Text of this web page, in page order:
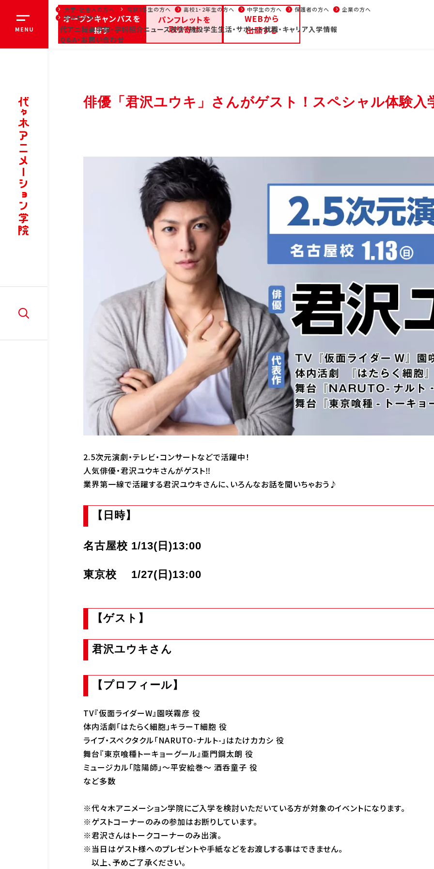
大学・社会人の方へ 高校3年生の方へ 高校1・2年生の方へ 中学生の方へ 保護者の方へ
企業の方へ
留学生の方へ
代アニ概要学部・学科紹介ニュース校舎・施設学生生活・サポート就職・キャリア入学情報
Q&A・お問い合わせ
オープンキャンパスを
探す
パンフレットを
取り寄せ
WEBから
出願する
オープンキャンパス/イベント
大学・社会人の方へ 高校3年生の方へ 高校1・2年生の方へ 中学生の方へ 保護者の方へ
学院長メッセージ
代々木アニメーション学院
声優・エンターテイナー学
部
アニメーション学部
クリエイター学部
芸能スタッフ学部
リモート学部
アニメ・クリエイター総合
学部
Wスクール・社会人夜間学
大阪校
名古屋校
福岡校
札幌校
広島校
金沢校
YOANI Live Station
住居
在学
年間
入学情報
入学情報
入学案内
AO入学制度
WEB出願
LINE相談会
在学生の活躍
学生作品
在学デビュー
ドラフトオーディション
イベント
イベント
コラボ
オープンキャンパス
全国オープンキャンパスツ
アー
YOANIオンラインオープン
キャンパス
業界ナビ
業界
新着
Q&A・
Q&A
お問
企業情報 資料請求 お問い合わせ 採用情報 個人情報保護方針 Cookie
俳優「君沢ユウキ」さんがゲスト！スペシャル体験入
2.5次元演劇・テレビ・コンサートなどで活躍中！
人気俳優・君沢ユウキさんがゲスト‼
業界第一線で活躍する君沢ユウキさんに、いろんなお話を聞いちゃおう♪
【日時】
名古屋校 1/13(日)13:00
東京校 1/27(日)13:00
【ゲスト】
君沢ユウキさん
【プロフィール】
TV『仮面ライダーW』園咲霧彦 役
体内活劇「はたらく細胞」キラーＴ細胞 役
ライブ・スペクタクル「NARUTO-ナルト-」はたけカカシ 役
舞台『東京喰種トーキョーグール』亜門鋼太朗 役
ミュージカル「陰陽師」～平安絵巻～ 酒呑童子 役
など多数
※代々木アニメーション学院にご入学を検討いただいている方が対象のイベントになります。
※ゲストコーナーのみの参加はお断りしています。
※君沢さんはトークコーナーのみ出演。
※当日はゲスト様へのプレゼントや手紙などをお渡しする事はできません。
以上、予めご了承ください。